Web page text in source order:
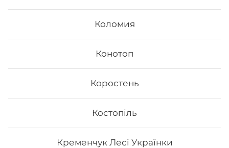
Коломия
Конотоп
Коростень
Костопіль
Кременчук Лесі Українки
Вага:197 г Склад: Норі, рис, тунець гриль, манго, сир
Філадельфія, лайм, унагі соус